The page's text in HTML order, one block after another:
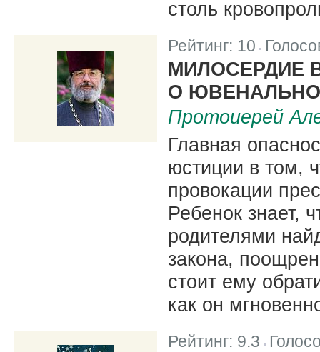
столь
Рейтинг: 10
МИЛОСЕРДИЕ
О
Протоиерей
Главная
юстиции в том,
провокации
Ребенок знает,
родителями
закона,
стоит ему
как он
Рейтинг: 9.3